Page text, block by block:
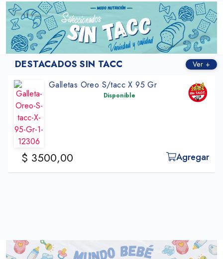
DESTACADOS SIN TACC Ver +
Galletas Oreo S/tacc X 95 Gr
Disponible
$ 3500,00 Agregar